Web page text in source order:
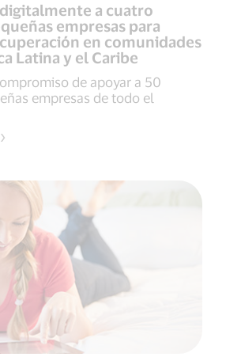
a cuatro
empresas para
en comunidades
Latina y el Caribe
de apoyar a 50
empresas de todo el